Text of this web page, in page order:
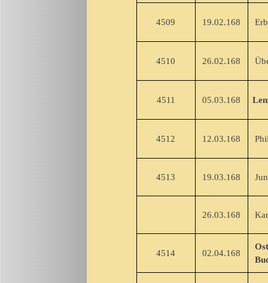
4509 19.02.168
4510 26.02.168
4511 05.03.168
4512 12.03.168
4513 19.03.168
26.03.168
4514 02.04.168